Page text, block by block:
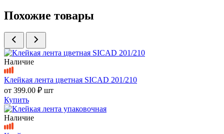
Похожие товары
Наличие
Клейкая лента цветная SICAD 201/210
от 399.00 ₽ шт
Купить
Наличие